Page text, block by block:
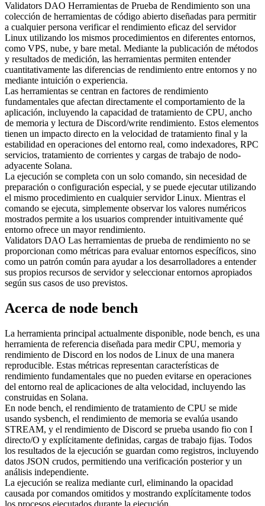
Validators DAO Herramientas de Prueba de Rendimiento son una
colección de herramientas de código abierto diseñadas para permitir
a cualquier persona verificar el rendimiento eficaz del servidor
Linux utilizando los mismos procedimientos en diferentes entornos,
como VPS, nube, y bare metal. Mediante la publicación de métodos
y resultados de medición, las herramientas permiten entender
cuantitativamente las diferencias de rendimiento entre entornos y no
mediante intuición o experiencia.
Las herramientas se centran en factores de rendimiento
fundamentales que afectan directamente el comportamiento de la
aplicación, incluyendo la capacidad de tratamiento de CPU, ancho
de memoria y lectura de Discord/write rendimiento. Estos elementos
tienen un impacto directo en la velocidad de tratamiento final y la
estabilidad en operaciones del entorno real, como indexadores, RPC
servicios, tratamiento de corrientes y cargas de trabajo de nodo-
adyacente Solana.
La ejecución se completa con un solo comando, sin necesidad de
preparación o configuración especial, y se puede ejecutar utilizando
el mismo procedimiento en cualquier servidor Linux. Mientras el
comando se ejecuta, simplemente observar los valores numéricos
mostrados permite a los usuarios comprender intuitivamente qué
entorno ofrece un mayor rendimiento.
Validators DAO Las herramientas de prueba de rendimiento no se
proporcionan como métricas para evaluar entornos específicos, sino
como un patrón común para ayudar a los desarrolladores a entender
sus propios recursos de servidor y seleccionar entornos apropiados
según sus casos de uso previstos.
Acerca de node bench
La herramienta principal actualmente disponible, node bench, es una
herramienta de referencia diseñada para medir CPU, memoria y
rendimiento de Discord en los nodos de Linux de una manera
reproducible. Estas métricas representan características de
rendimiento fundamentales que no pueden evitarse en operaciones
del entorno real de aplicaciones de alta velocidad, incluyendo las
construidas en Solana.
En node bench, el rendimiento de tratamiento de CPU se mide
usando sysbench, el rendimiento de memoria se evalúa usando
STREAM, y el rendimiento de Discord se prueba usando fio con I
directo/O y explícitamente definidas, cargas de trabajo fijas. Todos
los resultados de la ejecución se guardan como registros, incluyendo
datos JSON crudos, permitiendo una verificación posterior y un
análisis independiente.
La ejecución se realiza mediante curl, eliminando la opacidad
causada por comandos omitidos y mostrando explícitamente todos